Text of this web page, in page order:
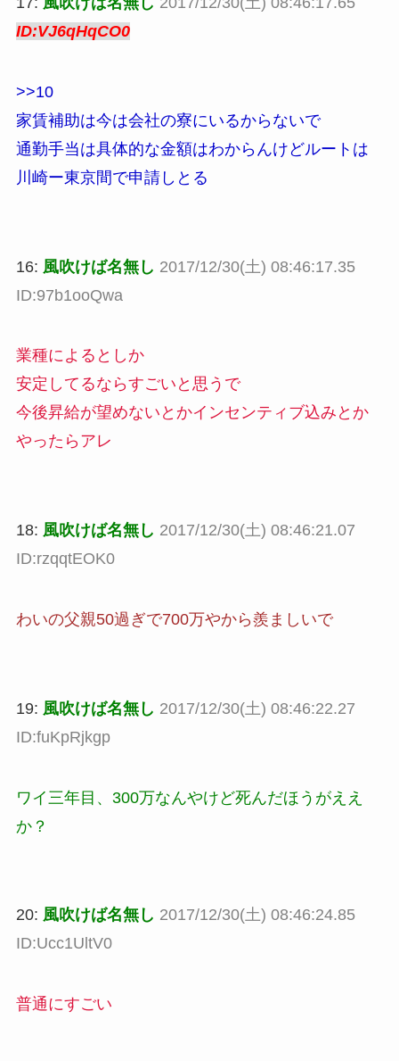
ID:VJ6qHqCO0
>>10
家賃補助は今は会社の寮にいるからないで
通勤手当は具体的な金額はわからんけどルートは
川崎ー東京間で申請しとる
16: 風吹けば名無し 2017/12/30(土) 08:46:17.35
ID:97b1ooQwa
業種によるとしか
安定してるならすごいと思うで
今後昇給が望めないとかインセンティブ込みとか
やったらアレ
18: 風吹けば名無し 2017/12/30(土) 08:46:21.07
ID:rzqqtEOK0
わいの父親50過ぎで700万やから羨ましいで
19: 風吹けば名無し 2017/12/30(土) 08:46:22.27
ID:fuKpRjkgp
ワイ三年目、300万なんやけど死んだほうがええ
か？
20: 風吹けば名無し 2017/12/30(土) 08:46:24.85
ID:Ucc1UltV0
普通にすごい